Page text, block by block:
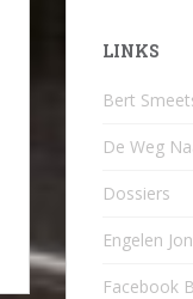
LINKS
Bert
De Weg
Dossiers
Engelen
Facebook